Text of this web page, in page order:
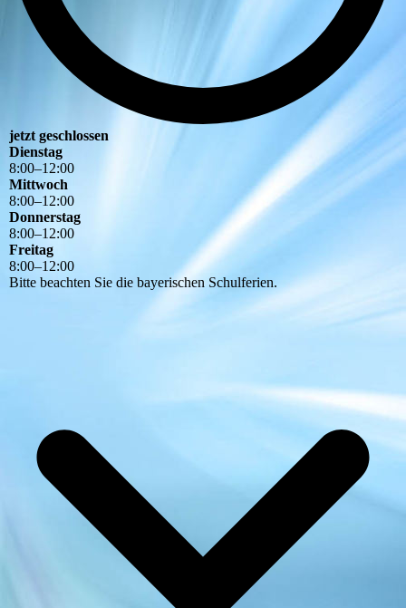
jetzt geschlossen
Dienstag
8:00–12:00
Mittwoch
8:00–12:00
Donnerstag
8:00–12:00
Freitag
8:00–12:00
Bitte beachten Sie die bayerischen Schulferien.